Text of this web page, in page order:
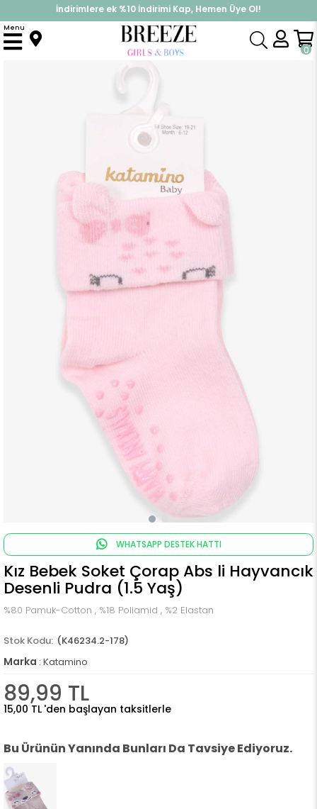
%30 Sepette Yaz İndirimi, Hemen Al!
İndirimlere ek %10 İndirimi Kap, Hemen Üye Ol!
0
Menu
Anasayfa Çorap Kız Bebek Soket Çorap Abs li Hayvancık Desenli Pudra (1.5 Yaş)
WHATSAPP DESTEK HATTI
Kız Bebek Soket Çorap Abs li Hayvancık
Desenli Pudra (1.5 Yaş)
%80 Pamuk-Cotton , %18 Poliamid , %2 Elastan
(K46234.2-178)
Marka : Katamino
89,99 TL
15,00 TL 'den başlayan taksitlerle
Bu Ürünün Yanında Bunları Da Tavsiye Ediyoruz.